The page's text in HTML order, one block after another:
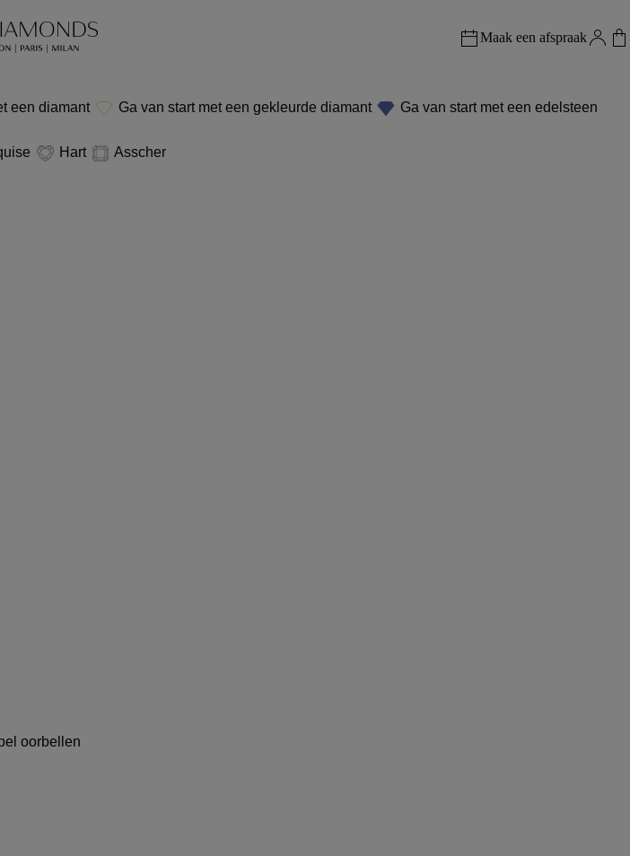
Maak een afspraak
een diamant Ga van start met een gekleurde diamant
Ga van start met een edelsteen
Hart
Asscher
oorbellen